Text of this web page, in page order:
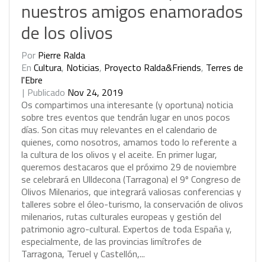
nuestros amigos enamorados
de los olivos
Por Pierre Ralda
En Cultura, Noticias, Proyecto Ralda&Friends, Terres de
l'Ebre
Publicado Nov 24, 2019
Os compartimos unainteresante (yoportuna) noticia
sobre tres eventos que tendrán lugaren unos pocos
días. Son citas muyrelevantes en el calendario de
quienes, como nosotros, amamos todo lo referente a
laculturade los olivos yel aceite. En primerlugar,
queremos destacaros que el próximo 29 de noviembre
se celebraráen Ulldecona(Tarragona) el 9º Congreso de
Olivos Milenarios, que integrarávaliosas conferencias y
talleres sobre el óleo-turismo, laconservación de olivos
milenarios, rutas culturales europeas ygestión del
patrimonio agro-cultural. Expertos de toda Españay,
especialmente, de las provincias limítrofes de
Tarragona, Teruel yCastellón,...